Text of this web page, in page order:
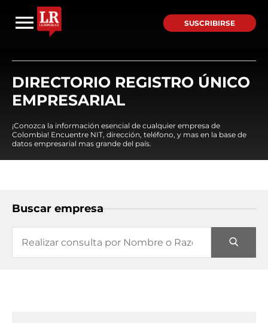
SUSCRIBIRSE
DIRECTORIO REGISTRO ÚNICO
EMPRESARIAL
¡Conozca la información esencial de cualquier empresa de
Colombia! Encuentre NIT, dirección, teléfono, y mas en la base de
datos empresarial mas grande del país.
Buscar empresa